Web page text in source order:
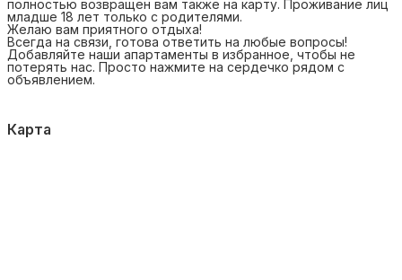
полностью возвращен вам также на карту. Проживание лиц
младше 18 лет только с родителями.
Желаю вам приятного отдыха!
Всегда на связи, готова ответить на любые вопросы!
Добавляйте наши апартаменты в избранное, чтобы не
потерять нас. Просто нажмите на сердечко рядом с
объявлением.
Карта